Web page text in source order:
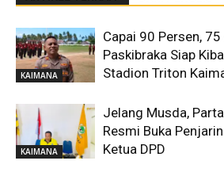
KAIMANA
Capai 90 Persen,
Paskibraka Siap
Stadion Triton
KAIMANA
Jelang Musda,
Resmi Buka
Ketua DPD